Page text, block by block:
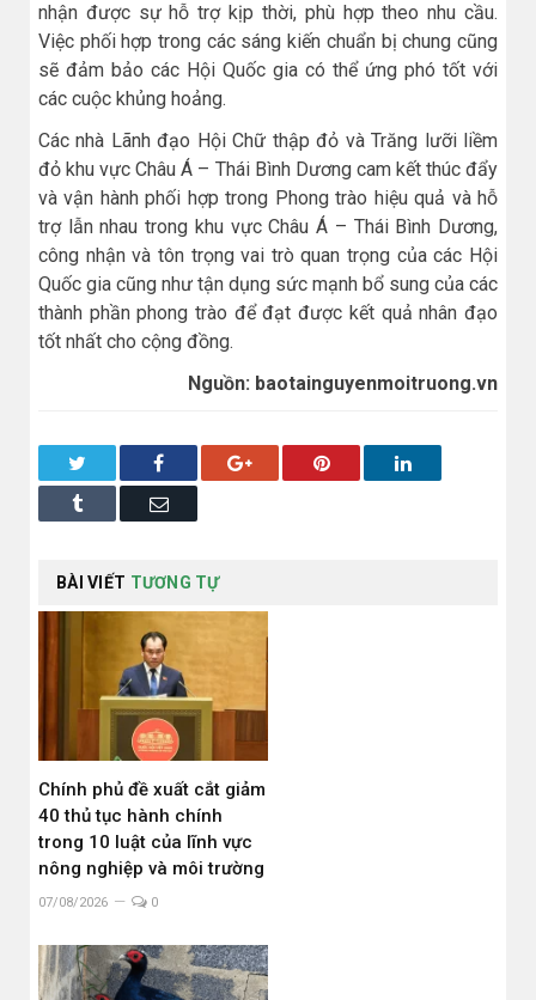
nhận được sự hỗ trợ kịp thời, phù hợp theo nhu cầu.
Việc phối hợp trong các sáng kiến chuẩn bị chung cũng
sẽ đảm bảo các Hội Quốc gia có thể ứng phó tốt với
các cuộc khủng hoảng.
Các nhà Lãnh đạo Hội Chữ thập đỏ và Trăng lưỡi liềm
đỏ khu vực Châu Á – Thái Bình Dương cam kết thúc đẩy
và vận hành phối hợp trong Phong trào hiệu quả và hỗ
trợ lẫn nhau trong khu vực Châu Á – Thái Bình Dương,
công nhận và tôn trọng vai trò quan trọng của các Hội
Quốc gia cũng như tận dụng sức mạnh bổ sung của các
thành phần phong trào để đạt được kết quả nhân đạo
tốt nhất cho cộng đồng.
Nguồn: baotainguyenmoitruong.vn
Facebook Google+ Pinterest LinkedIn
Tumblr Email
BÀI VIẾT TƯƠNG TỰ
Chính phủ đề xuất cắt giảm
40 thủ tục hành chính
trong 10 luật của lĩnh vực
nông nghiệp và môi trường
07/08/2026 0